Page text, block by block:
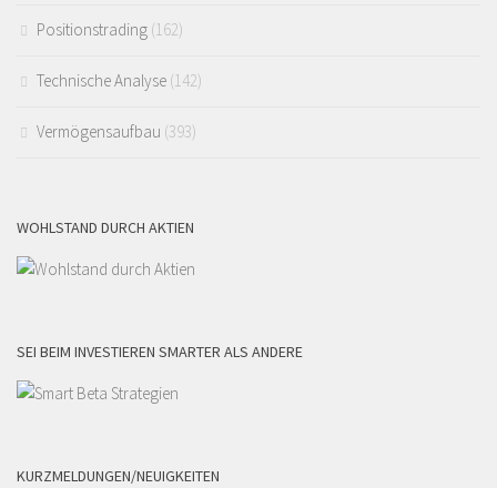
Positionstrading (162)
Technische Analyse (142)
Vermögensaufbau (393)
WOHLSTAND DURCH AKTIEN
SEI BEIM INVESTIEREN SMARTER ALS ANDERE
KURZMELDUNGEN/NEUIGKEITEN